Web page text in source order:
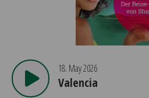
18. May 2026
Valencia